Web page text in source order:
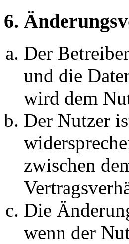
6.
Der
und die
wird dem
Der Nutzer
zwischen
Die
wenn der